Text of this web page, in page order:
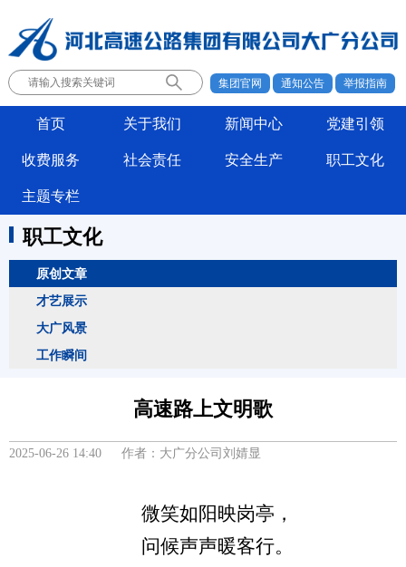
集团官网 通知公告 举报指南
首页 关于我们 新闻中心 党建引领
收费服务 社会责任 安全生产 职工文化
主题专栏
职工文化
原创文章
才艺展示
大广风景
工作瞬间
高速路上文明歌
2025-06-26 14:40 作者：大广分公司刘婧显
微笑如阳映岗亭，
问候声声暖客行。